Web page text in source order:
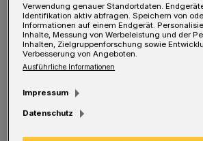
T rainer Hüseyfe Dogan
Durim Berisha und
voraussichtlich auch auf Tobias
Verwendung genauer Standortdaten.
Identifikation aktiv abfragen. Speichern von
Informationen auf einem Endgerät.
Inhalte, Messung von Werbeleistung und der
Inhalten, Zielgruppenforschung sowie
Verbesserung von Angeboten.
Ausführliche Informationen
Impressum
Datenschutz